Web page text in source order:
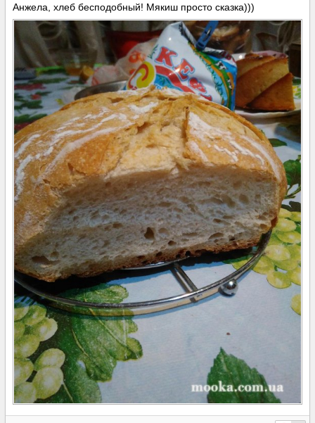
Анжела, хлеб бесподобный! Мякиш просто сказка)))